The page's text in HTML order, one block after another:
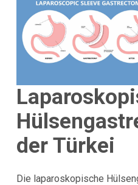
der Türkei
Die laparoskopische